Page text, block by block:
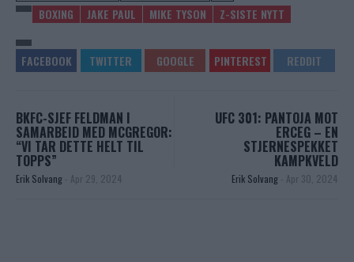
BOXING JAKE PAUL MIKE TYSON Z-SISTE NYTT
BKFC-SJEF FELDMAN I
SAMARBEID MED MCGREGOR:
“VI TAR DETTE HELT TIL
TOPPS”
Erik Solvang - Apr 29, 2024
UFC 301: PANTOJA MOT
ERCEG – EN
STJERNESPEKKET
KAMPKVELD
Erik Solvang - Apr 30, 2024